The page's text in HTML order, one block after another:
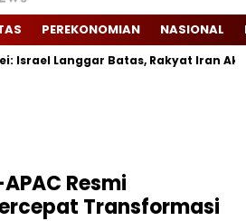
PEREKONOMIAN NASIONAL
Langgar Batas, Rakyat Iran Akan
Resmi
Transformasi